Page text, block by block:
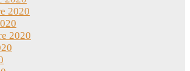
2020
2020